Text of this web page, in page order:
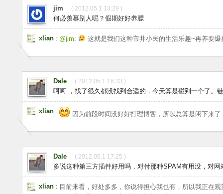
jim ( 2012.05.1 13:29 )
何必羡慕别人呢？假期好好养膘
xlian : @jim: 这就是我们这种市井小民的生活乐趣~再养要爆
Dale ( 2012.05.1 16:33 )
呵呵 ，找了很久都没找到合适的，今天算是碰到一个了。
xlian : 因为前段时间没好好打理博客，所以总算是闲下来
Dale ( 2012.05.1 17:25 )
多说这种第三方插件好用吗，对付那种SPAM有用没，对
xlian : 目前来看，好处多多，你说得担心我也有，所以我正在观